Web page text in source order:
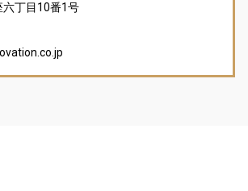
六丁目10番1号